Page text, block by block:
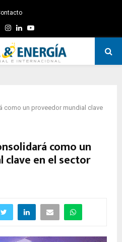
Instagram
LinkedinYoutube
como un proveedor mundial clave
como un
en el sector